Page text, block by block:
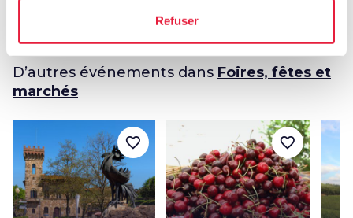
Refuser
D’autres événements dans Foires, fêtes et
marchés
favorite_border favorite_border